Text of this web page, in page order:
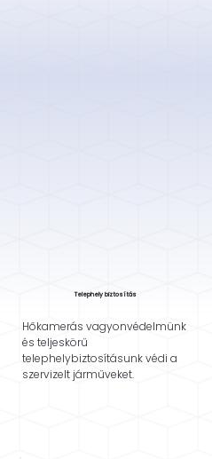
Telephely biztosítás
Hőkamerás vagyonvédelmünk
és teljeskörű
telephelybiztosításunk védi a
szervizelt járműveket.